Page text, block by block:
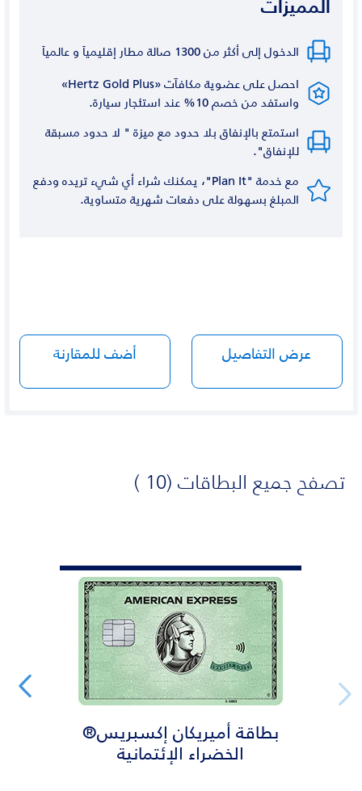
الدخول إلى أكثر من 1300 صالة مطار إقليمياَ و عالمياَ
احصل على عضوية مكافآت «Hertz Gold Plus»
واستفد من خصم 10% عند استئجار سيارة.
استمتع بالإنفاق بلا حدود مع ميزة " لا حدود مسبقة
للإنفاق".
مع خدمة "Plan It"، يمكنك شراء أي شيء تريده ودفع
المبلغ بسهولة على دفعات شهرية متساوية.
عرض التفاصيل أضف للمقارنة
تصفح جميع البطاقات (10 )
بطاقة أميريكان إكسبريس®
الخضراء الإئتمانية